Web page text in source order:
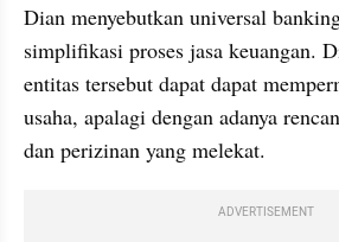
Dian menyebutkan universal
simplifikasi proses jasa keuangan.
entitas tersebut dapat dapat
usaha, apalagi dengan adanya
dan perizinan yang melekat.
ADVERTISEMENT